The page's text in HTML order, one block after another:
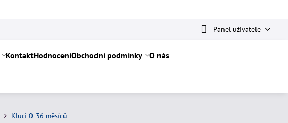
Panel uživatele
KontaktHodnoceníObchodní podmínky O nás
Kluci 0-36 měsíců